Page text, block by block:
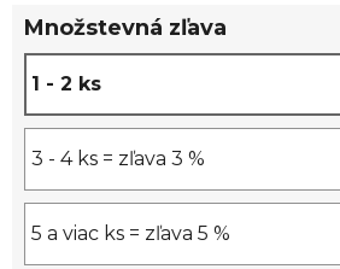
hviezdičiek.
Množstevná zľava
1 - 2 ks
3 - 4 ks = zľava 3 %
5 a viac ks = zľava 5 %